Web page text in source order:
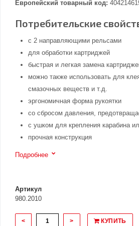
Европейский товарный код:
Потребительские
с 2 направляющими рельсами
для обработки картриджей
быстрая и легкая замена
можно также использовать для
смазочных веществ и т.д.
эргономичная форма рукоятки
со сбросом давления,
с ушком для крепления карабина
прочная конструкция
Подробнее
Артикул
980.2010
< > КУПИТЬ